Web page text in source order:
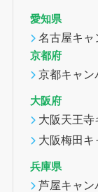
愛知県
名古屋キャ
京都府
京都キャン
大阪府
大阪天王寺
大阪梅田キ
兵庫県
芦屋キャン